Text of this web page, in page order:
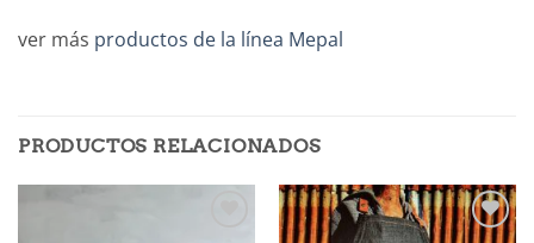
ver más productos de la línea Mepal
PRODUCTOS RELACIONADOS